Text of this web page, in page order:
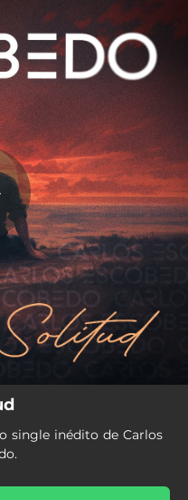
Solitud
single inédito de Carlos